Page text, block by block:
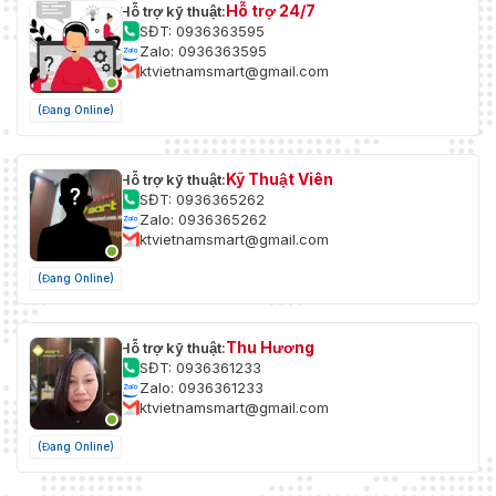
(Đang Online)
Hỗ trợ kỹ thuật:Hỗ trợ 24/7
SĐT: 0936363595
Zalo: 0936363595
ktvietnamsmart@gmail.com
(Đang Online)
Hỗ trợ kỹ thuật:Kỹ Thuật Viên
SĐT: 0936365262
Zalo: 0936365262
ktvietnamsmart@gmail.com
(Đang Online)
Hỗ trợ kỹ thuật:Thu Hương
SĐT: 0936361233
Zalo: 0936361233
ktvietnamsmart@gmail.com